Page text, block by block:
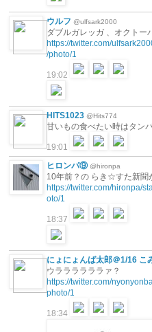
ウルフ @ulfsark2000
ダブルガレッガ 、オクトー
https://twitter.com/
/photo/1
19:02
HITS1023 @Hits774
甘いもの食べたい時はタン
19:01
ヒロンパ⑨ @hironpa
10年前？の らき☆すた新聞
https://twitter.com/hironpa/
oto/1
18:37
にょにょんば太郎＠1/16 こ
ウララララララァ？
https://twitter.com/
photo/1
18:34